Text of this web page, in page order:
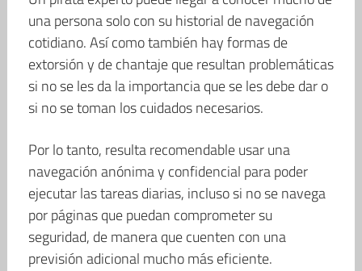
una persona solo con su historial de navegación
cotidiano. Así como también hay formas de
extorsión y de chantaje que resultan problemáticas
si no se les da la importancia que se les debe dar o
si no se toman los cuidados necesarios.
Por lo tanto, resulta recomendable usar una
navegación anónima y confidencial para poder
ejecutar las tareas diarias, incluso si no se navega
por páginas que puedan comprometer su
seguridad, de manera que cuenten con una
previsión adicional mucho más eficiente.